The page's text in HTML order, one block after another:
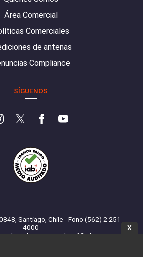
Área Comercial
Comerciales
de antenas
Compliance
SÍGUENOS
Santiago, Chile - Fono (562) 2 251
4000
derechos reservados. 13.cl
X